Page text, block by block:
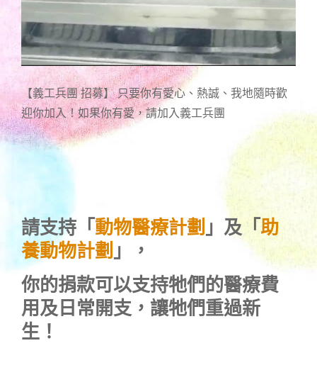
【義工兵團 招募】 只要你有愛心、熱誠、我地隨時歡
迎你加入！如果你有愛，請加入義工兵團
請支持「 動物醫療計劃 」及「 助
養動物計劃 」，
你的捐款可以支持牠們的醫療費
用及日常開支，讓牠們重過新
生！